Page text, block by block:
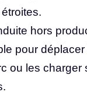
hors
pour
ou les charger